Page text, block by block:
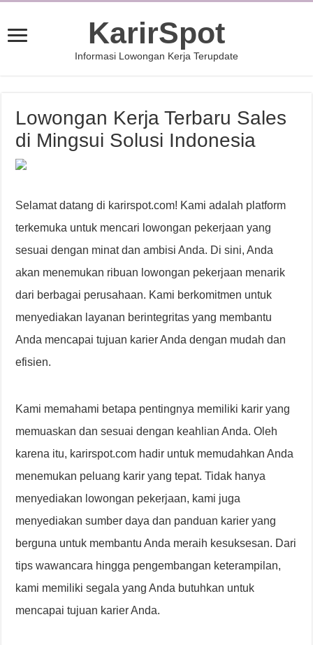
KarirSpot
Informasi Lowongan Kerja Terupdate
Lowongan Kerja Terbaru Sales
di Mingsui Solusi Indonesia
Selamat datang di karirspot.com! Kami adalah platform
terkemuka untuk mencari lowongan pekerjaan yang
sesuai dengan minat dan ambisi Anda. Di sini, Anda
akan menemukan ribuan lowongan pekerjaan menarik
dari berbagai perusahaan. Kami berkomitmen untuk
menyediakan layanan berintegritas yang membantu
Anda mencapai tujuan karier Anda dengan mudah dan
efisien.
Kami memahami betapa pentingnya memiliki karir yang
memuaskan dan sesuai dengan keahlian Anda. Oleh
karena itu, karirspot.com hadir untuk memudahkan Anda
menemukan peluang karir yang tepat. Tidak hanya
menyediakan lowongan pekerjaan, kami juga
menyediakan sumber daya dan panduan karier yang
berguna untuk membantu Anda meraih kesuksesan. Dari
tips wawancara hingga pengembangan keterampilan,
kami memiliki segala yang Anda butuhkan untuk
mencapai tujuan karier Anda.